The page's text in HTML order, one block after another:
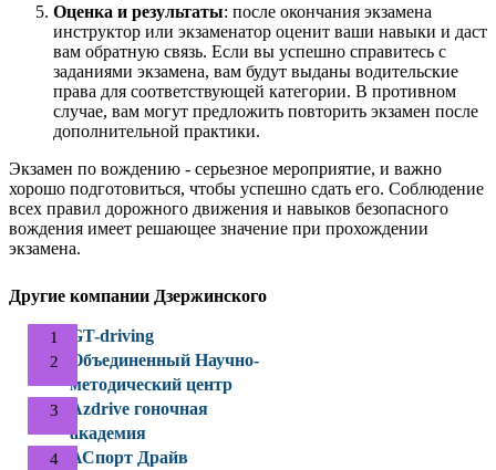
Оценка и результаты: после окончания экзамена
инструктор или экзаменатор оценит ваши навыки и даст
вам обратную связь. Если вы успешно справитесь с
заданиями экзамена, вам будут выданы водительские
права для соответствующей категории. В противном
случае, вам могут предложить повторить экзамен после
дополнительной практики.
Экзамен по вождению - серьезное мероприятие, и важно
хорошо подготовиться, чтобы успешно сдать его. Соблюдение
всех правил дорожного движения и навыков безопасного
вождения имеет решающее значение при прохождении
экзамена.
Другие компании Дзержинского
GT-driving
Объединенный Научно-
методический центр
Azdrive гоночная
академия
АСпорт Драйв